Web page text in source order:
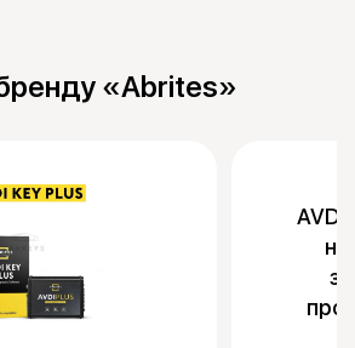
«Abrites»
AVDI